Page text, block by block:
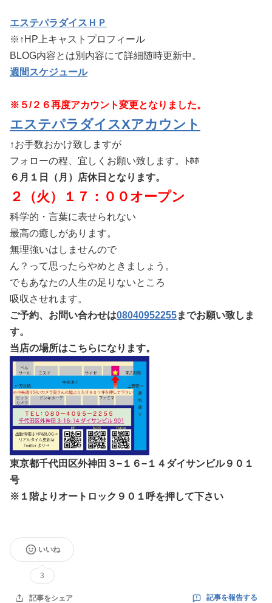
エステパラダイスＨＰ
※↑HP上キャストプロフィール
BLOG内容とは別内容にて詳細随時更新中。
週間スケジュール
※５/２６再度アカウント変更となりました。
エステパラダイスXアカウント
↑お手数おかけ致しますが
フォローの程、宜しくお願い致します。ﾄﾎﾎ
６月１ 日（月 ）店休日となります。
２（火）１７：００オープン
科学的・言葉に表せられない
最高の癒しがあります。
無理強いはしませんので
ん？って思ったらやめときましょう。
でもあなたの人生の足りないところ
吸収させれます。
ご予約、お問い合わせは08040952255までお願い致しま
す。
当店の場所はこちらになります。
東京都千代田区外神田３−１６−１４ダイサンビル９０１
号
※１階よりオートロック９０１呼を押して下さい
いいね
3
記事をシェア 記事を報告する